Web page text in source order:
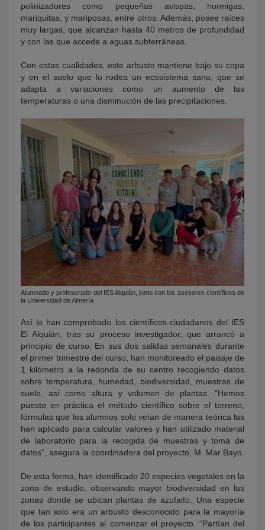
polinizadores como pequeñas avispas, hormigas,
mariquitas, y mariposas, entre otros. Además, posee raíces
muy largas, que alcanzan hasta 40 metros de profundidad
y con las que accede a aguas subterráneas.
Con estas cualidades, este arbusto mantiene bajo su copa
y en el suelo que lo rodea un ecosistema sano, que se
adapta a variaciones como un aumento de las
temperaturas o una disminución de las precipitaciones.
Alumnado y profesorado del IES Alquián, junto con los asesores científicos de
la Universidad de Almería
Así lo han comprobado los científicos-ciudadanos del IES
El Alquián, tras su proceso investigador, que arrancó a
principio de curso. En sus dos salidas semanales durante
el primer trimestre del curso, han monitoreado el paisaje de
1 kilómetro a la redonda de su centro recogiendo datos
sobre temperatura, humedad, biodiversidad, muestras de
suelo, así como altura y volumen de plantas. “Hemos
puesto en práctica el método científico sobre el terreno,
fórmulas que los alumnos solo veían de manera teórica las
han aplicado para calcular valores y han utilizado material
de laboratorio para la recogida de muestras y toma de
datos”, asegura la coordinadora del proyecto, M. Mar Bayo.
De esta forma, han identificado 20 especies vegetales en la
zona de estudio, observando mayor biodiversidad en las
zonas donde se ubican plantas de azufaifo. Una especie
que tan solo era un arbusto desconocido para la mayoría
de los participantes al comenzar el proyecto. “Partían del